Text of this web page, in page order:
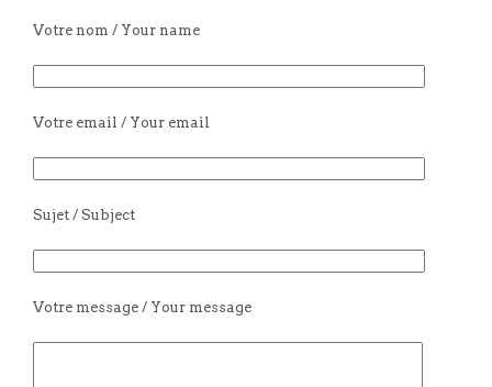
Votre nom / Your name
Votre email / Your email
Sujet / Subject
Votre message / Your message